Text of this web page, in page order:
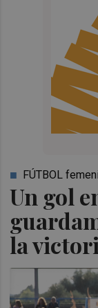
Un gol
la
FÚTBOL